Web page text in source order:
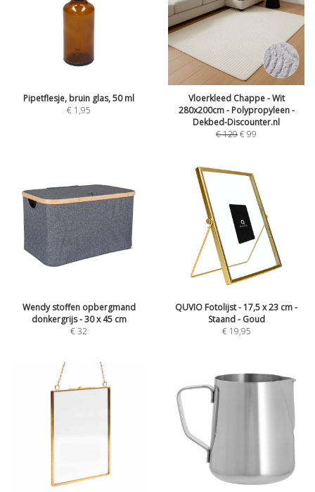
Pipetflesje, bruin glas, 50 ml
€ 1,95
Vloerkleed Chappe - Wit
280x200cm - Polypropyleen -
Dekbed-Discounter.nl
€129€99
Wendy stoffen opbergmand
donkergrijs - 30 x 45 cm
€32
QUVIO Fotolijst - 17,5 x 23 cm -
Staand - Goud
€ 19,95